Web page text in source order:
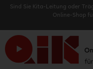
Sind Sie Kita-Leitung oder
Online-Shop